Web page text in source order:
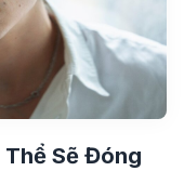
Sẽ Đóng